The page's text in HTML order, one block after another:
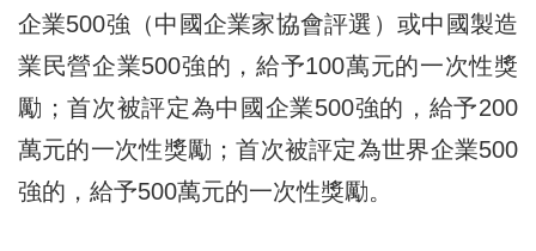
企業500強（中國企業家協會評選）或中國製造
業民營企業500強的，給予100萬元的一次性獎
勵；首次被評定為中國企業500強的，給予200
萬元的一次性獎勵；首次被評定為世界企業500
強的，給予500萬元的一次性獎勵。